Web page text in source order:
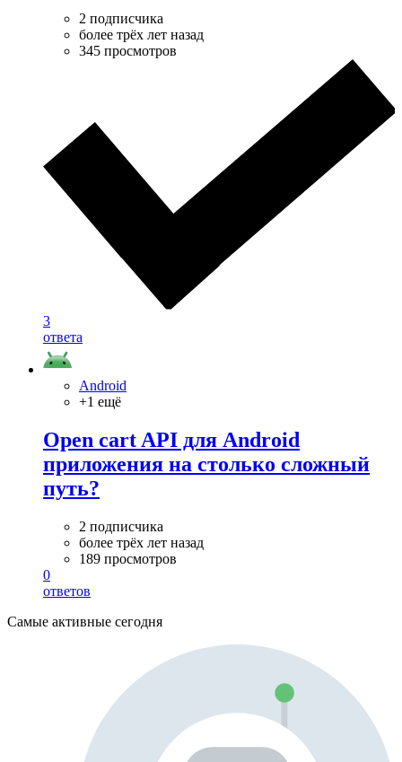
2 подписчика
более трёх лет назад
345 просмотров
3
ответа
Android
+1 ещё
Open cart API для Android
приложения на столько сложный
путь?
2 подписчика
более трёх лет назад
189 просмотров
0
ответов
Самые активные сегодня